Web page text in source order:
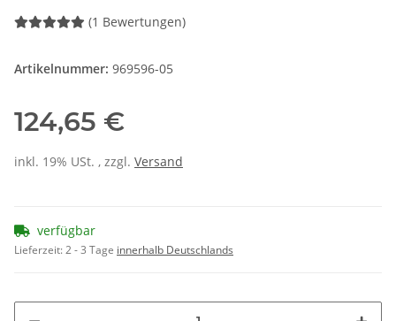
(1 Bewertungen)
Artikelnummer: 969596-05
124,65 €
inkl. 19% USt. , zzgl. Versand
verfügbar
Lieferzeit:2 - 3 Tage innerhalb Deutschlands